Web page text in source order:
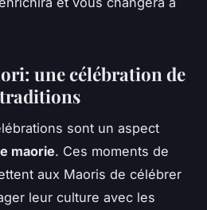
une célébration de
sont un aspect
maorie. Ces moments de
aux Maoris de célébrer
leur culture avec les